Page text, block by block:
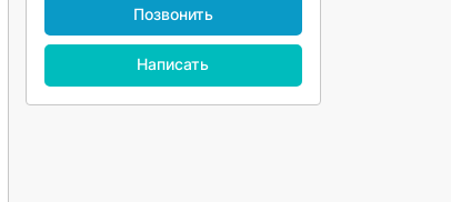
Позвонить
Написать